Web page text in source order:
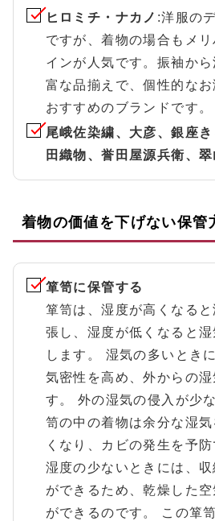
ヒロミチ・ナカノ :洋服の
ですが、着物の場合もメ
インが人気です。振袖か
富な品揃えで、個性的な
おすすめのブランドです。
尾峨佐染繍、大彦、銀座
田織物、誉田屋源兵衛、
着物の価値を下げない保管
箪笥に保管する
箪笥は、湿度が高くなる
張し、湿度が低くなると
します。 湿気の多いとき
気密性を高め、外からの
す。 外の湿気の侵入が少
笥の中の着物は余分な湿
くなり、カビの発生を予
湿度の少ないときには、
ができるため、乾燥した
ができるのです。 この箪